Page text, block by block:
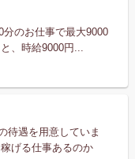
のお仕事で最大9000
、時給9000円...
待遇を用意していま
げる仕事あるのか